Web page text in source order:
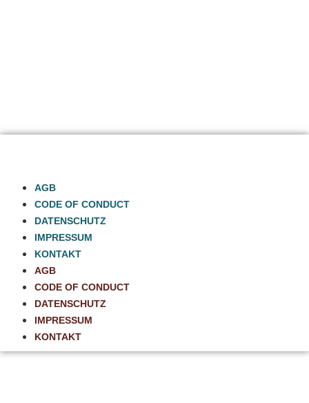
AGB
CODE OF CONDUCT
DATENSCHUTZ
IMPRESSUM
KONTAKT
AGB
CODE OF CONDUCT
DATENSCHUTZ
IMPRESSUM
KONTAKT